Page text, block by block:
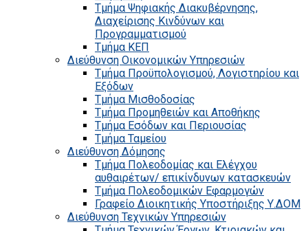
Τμήμα Ψηφιακής Διακυβέρνησης,
Διαχείρισης Κινδύνων και
Προγραμματισμού
Τμήμα ΚΕΠ
Διεύθυνση Οικονομικών Υπηρεσιών
Τμήμα Προϋπολογισμού, Λογιστηρίου και
Εξόδων
Τμήμα Μισθοδοσίας
Τμήμα Προμηθειών και Αποθήκης
Τμήμα Εσόδων και Περιουσίας
Τμήμα Ταμείου
Διεύθυνση Δόμησης
Τμήμα Πολεοδομίας και Ελέγχου
αυθαιρέτων/ επικίνδυνων κατασκευών
Τμήμα Πολεοδομικών Εφαρμογών
Γραφείο Διοικητικής Υποστήριξης Υ.ΔΟΜ
Διεύθυνση Τεχνικών Υπηρεσιών